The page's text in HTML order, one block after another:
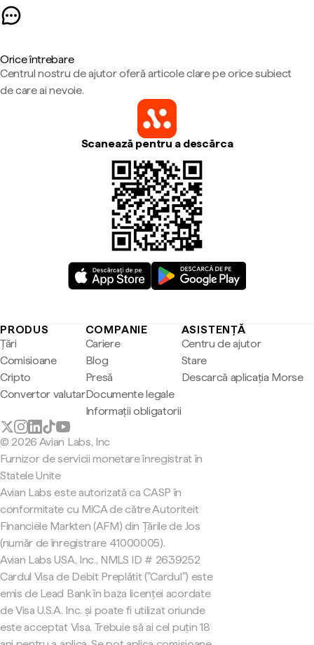
Orice întrebare
Centrul nostru de ajutor oferă articole clare pe orice subiect
de care ai nevoie.
Scanează pentru a descărca
PRODUS
Țări
Comisioane
Cripto
Convertor valutar
COMPANIE
Cariere
Blog
Presă
Documente legale
Informații obligatorii
ASISTENȚĂ
Centru de ajutor
Stare
Descarcă aplicația Morse
© 2026 Avian Labs, Inc
Furnizor de servicii monetare înregistrat în
Statele Unite
Avian Labs este autorizată ca CASP în
conformitate cu MiCA de către Autoriteit
Financiële Markten (AFM) din Țările de Jos
(număr de înregistrare 41000005).
Avian Labs USA, Inc., NMLS ID # 2639252
Cardul Visa de Debit Preplătit ("Cardul") este
emis de Lead Bank în baza licenței acordate
de Visa U.S.A. Inc. și poate fi utilizat oriunde
este acceptat Visa. Trebuie să ai cel puțin 18